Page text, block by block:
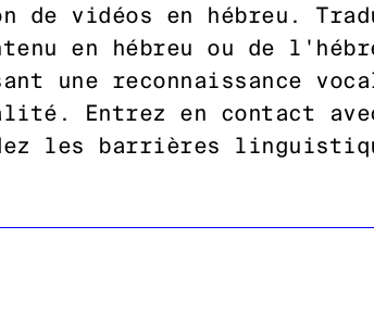
de vidéos en hébreu.
en hébreu ou de
une reconnaissance
Entrez en contact
les barrières